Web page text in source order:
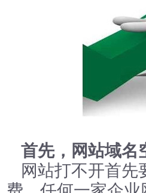
首先，网站域名
网站打不开首先